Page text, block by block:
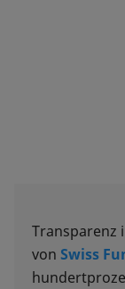
Transparenz
von Swiss